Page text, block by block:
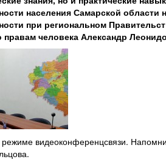
населения Самарской области
при региональном
правам человека Александр
видеоконференцсвязи.